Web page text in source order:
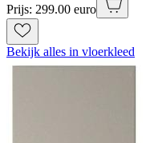
Prijs: 299.00 euro
Bekijk alles in vloerkleed